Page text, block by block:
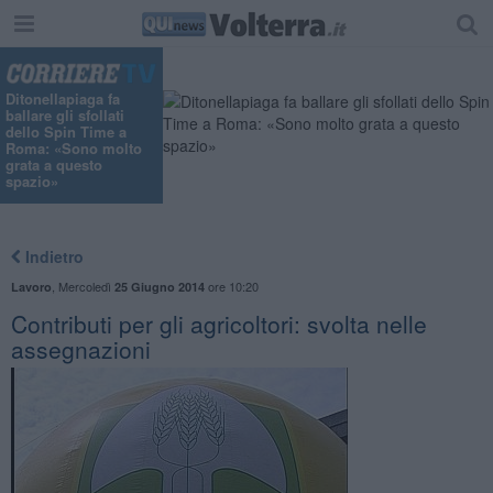
Ditonellapiaga fa
ballare gli sfollati
dello Spin Time a
Roma: «Sono molto
grata a questo
spazio»
Indietro
Lavoro Mercoledì 25 Giugno 2014ore 10:20
Contributi per gli agricoltori: svolta nelle
assegnazioni